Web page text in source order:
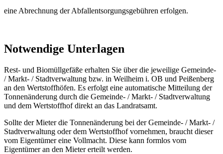
eine Abrechnung der Abfallentsorgungsgebühren erfolgen.
Notwendige Unterlagen
Rest- und Biomüllgefäße erhalten Sie über die jeweilige Gemeinde-
/ Markt- / Stadtverwaltung bzw. in Weilheim i. OB und Peißenberg
an den Wertstoffhöfen. Es erfolgt eine automatische Mitteilung der
Tonnenänderung durch die Gemeinde- / Markt- / Stadtverwaltung
und dem Wertstoffhof direkt an das Landratsamt.
Sollte der Mieter die Tonnenänderung bei der Gemeinde- / Markt- /
Stadtverwaltung oder dem Wertstoffhof vornehmen, braucht dieser
vom Eigentümer eine Vollmacht. Diese kann formlos vom
Eigentümer an den Mieter erteilt werden.